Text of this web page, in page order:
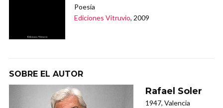
Poesía
Ediciones Vitruvio, 2009
SOBRE EL AUTOR
Rafael Soler
1947, Valencia